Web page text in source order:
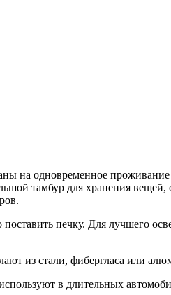
на одновременное
тамбур для хранения
печку. Для лучшего
из стали, фибергласа или
в длительных